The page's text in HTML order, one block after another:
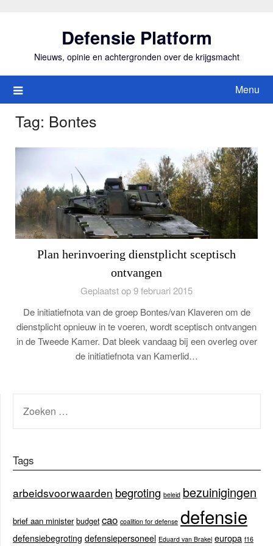
Defensie Platform
Nieuws, opinie en achtergronden over de krijgsmacht
Menu
Tag: Bontes
Plan herinvoering dienstplicht sceptisch
ontvangen
Geplaatst op 9 februari 2015
De initiatiefnota van de groep Bontes/van Klaveren om de
dienstplicht opnieuw in te voeren, wordt sceptisch ontvangen
in de Tweede Kamer. Dat bleek vandaag bij een overleg over
de initiatiefnota van Kamerlid…
NAAR:
Tags
arbeidsvoorwaarden begroting beleid bezuinigingen
brief aan minister budget cao coalition for defense defensie
defensiebegroting defensiepersoneel Eduard van Brakel europa f16